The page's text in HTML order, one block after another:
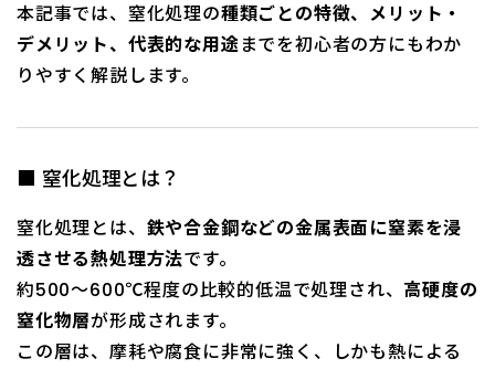
本記事では、窒化処理の種類ごとの特徴、メリット・
デメリット、代表的な用途までを初心者の方にもわか
りやすく解説します。
■ 窒化処理とは？
窒化処理とは、 鉄や合金鋼などの金属表面に窒素を浸
透させる熱処理方法です。
約500～600℃程度の比較的低温で処理され、 高硬度の
窒化物層が形成されます。
この層は、摩耗や腐食に非常に強く、しかも熱による